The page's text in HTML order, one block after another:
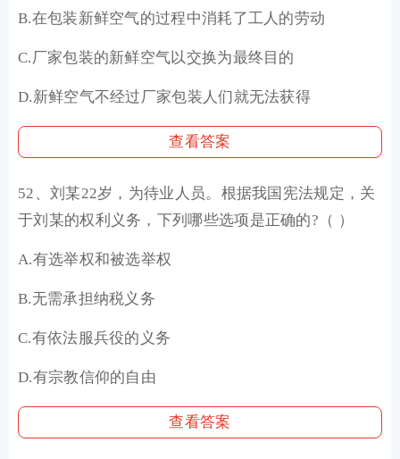
B.在包装新鲜空气的过程中消耗了工人的劳动
C.厂家包装的新鲜空气以交换为最终目的
D.新鲜空气不经过厂家包装人们就无法获得
查看答案
52、刘某22岁，为待业人员。根据我国宪法规定，关
于刘某的权利义务，下列哪些选项是正确的?（ ）
A.有选举权和被选举权
B.无需承担纳税义务
C.有依法服兵役的义务
D.有宗教信仰的自由
查看答案